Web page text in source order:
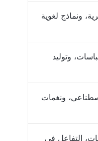
ونماذج لغوية
وتوليد
ونغمات
التفاعل في